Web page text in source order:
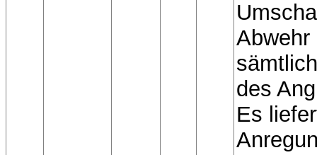
Abwehr
des
Es